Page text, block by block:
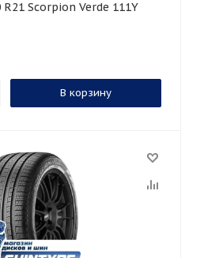
40 R21 Scorpion Verde 111Y
В корзину